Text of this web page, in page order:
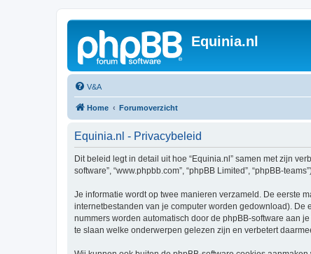
Equinia.nl
V&A
Home Forumoverzicht
Equinia.nl - Privacybeleid
Dit beleid legt in detail uit hoe “Equinia.nl” samen met zijn
software”, “www.phpbb.com”, “phpBB Limited”, “phpBB-
Je informatie wordt op twee manieren verzameld. De eerste
internetbestanden van je computer worden gedownload). De
nummers worden automatisch door de phpBB-software aan
te slaan welke onderwerpen gelezen zijn en verbetert